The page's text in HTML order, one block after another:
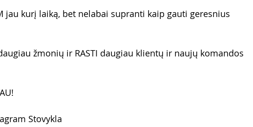
jau kurį laiką, bet nelabai supranti kaip gauti geresnius
žmonių ir RASTI daugiau klientų ir naujų komandos
Stovykla